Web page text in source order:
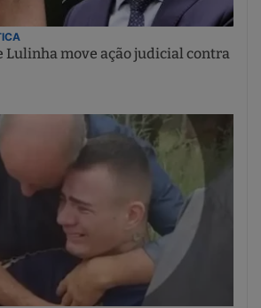
Lulinha move ação judicial contra